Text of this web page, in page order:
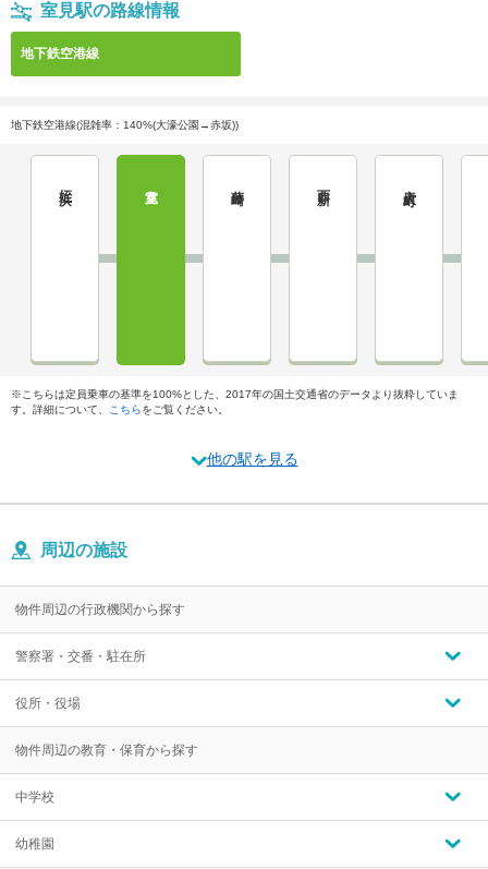
室見駅の路線情報
地下鉄空港線
地下鉄空港線(混雑率：140%(大濠公園→赤坂))
※こちらは定員乗車の基準を100%とした、2017年の国土交通省のデータより抜粋していま
す。詳細について、
こちらをご覧ください。
他の駅を見る
周辺の施設
物件周辺の行政機関から探す
警察署・交番・駐在所
役所・役場
物件周辺の教育・保育から探す
中学校
幼稚園